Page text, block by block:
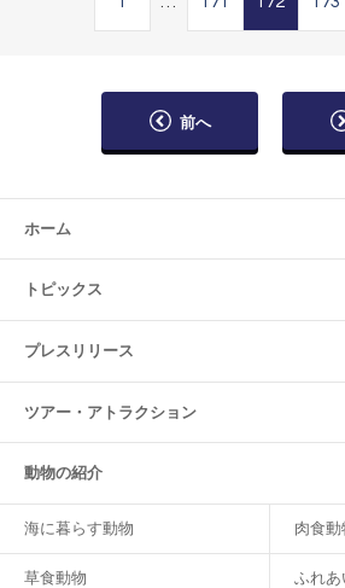
前へ
ホーム
トピックス
プレスリリース
ツアー・ アトラクション
動物の紹介
海に暮らす動物 肉食動
草食動物 ふれあ